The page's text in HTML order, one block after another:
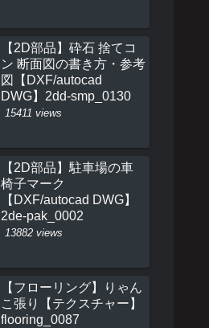
【2D部品】砕石 捨てコ
ン 断面図の書き方・参考
図【DXF/autocad
DWG】2dd-smp_0130
15411 views
【2D部品】駐車場の車
椅子マーク
【DXF/autocad DWG】
2de-pak_0002
13882 views
【フローリング】りゃん
こ張り【テクスチャー】
flooring_0087